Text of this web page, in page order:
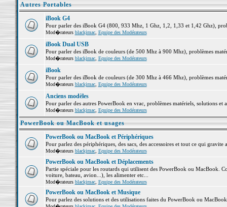
Autres Portables
iBook G4
Pour parler des iBook G4 (800, 933 Mhz, 1 Ghz, 1,2, 1,33 et 1,42 Ghz),
Mod�rateurs blackjmac, Equipe des Modérateurs
iBook Dual USB
Pour parler des iBook de couleurs (de 500 Mhz à 900 Mhz), problèmes
Mod�rateurs blackjmac, Equipe des Modérateurs
iBook
Pour parler des iBook de couleurs (de 300 Mhz à 466 Mhz), problèmes
Mod�rateurs blackjmac, Equipe des Modérateurs
Anciens modèles
Pour parler des autres PowerBook en vrac, problèmes matériels, solutions et
Mod�rateurs blackjmac, Equipe des Modérateurs
PowerBook ou MacBook et usages
PowerBook ou MacBook et Périphériques
Pour parlez des périphériques, des sacs, des accessoires et tout ce qui
Mod�rateurs blackjmac, Equipe des Modérateurs
PowerBook ou MacBook et Déplacements
Partie spéciale pour les routards qui utilisent des PowerBook ou MacBook.
voiture, bateau, avion...), les alimenter etc...
Mod�rateurs blackjmac, Equipe des Modérateurs
PowerBook ou MacBook et Musique
Pour parlez des solutions et des utilisations faites du PowerBook ou